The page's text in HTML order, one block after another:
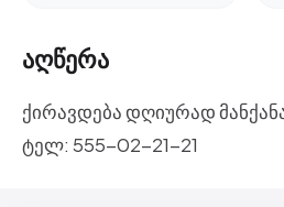
აღწერა
ქირავდება დღიურად
ტელ: 555-02-21-21